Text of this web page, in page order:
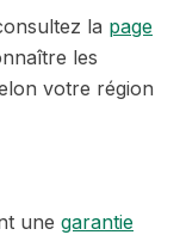
la page
les
votre région
une garantie